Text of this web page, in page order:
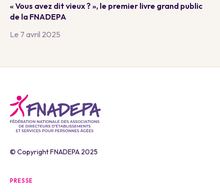
« Vous avez dit vieux ? », le premier livre grand public
de la FNADEPA
Le 7 avril 2025
© Copyright FNADEPA 2025
PRESSE